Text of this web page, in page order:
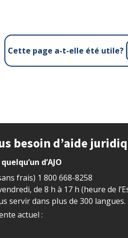
Cette page a-t-elle été utile?
besoin d’aide
d’AJO
frais) 1 800 668-8258
de 8 h à 17 h (heure de
servir dans plus de 300 langues.
actuel :